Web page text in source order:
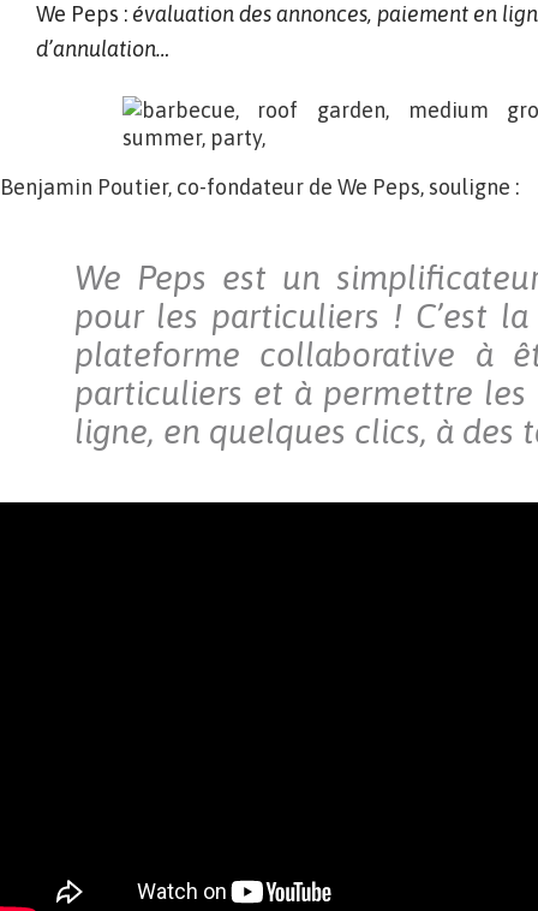
We Peps : évaluation des annonces, paiement en
d’annulation…
Benjamin Poutier, co-fondateur de We Peps, souligne :
We Peps est un
pour les particuliers ! C’est
plateforme collaborative à
particuliers et à permettre les
ligne, en quelques clics, à des